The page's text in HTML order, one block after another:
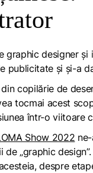
graphic designerși
publicitate și și-a
copilărie de
tocmai acest
într-o viitoare
Show 2022
de „graphic design
despre